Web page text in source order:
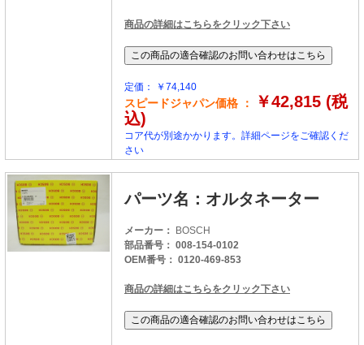
商品の詳細はこちらをクリック下さい
定価： ￥74,140
スピードジャパン価格 ：
￥42,815 (税
込)
コア代が別途かかります。詳細ページをご確認くだ
さい
パーツ名：オルタネーター
メーカー：
BOSCH
部品番号： 008-154-0102
OEM番号： 0120-469-853
商品の詳細はこちらをクリック下さい